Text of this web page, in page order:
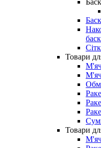
Товари
М'яч
Товари